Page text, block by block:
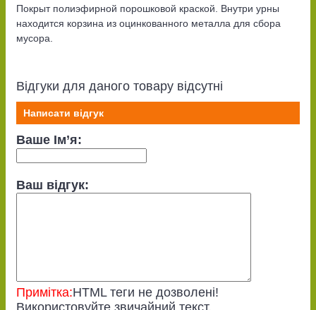
Покрыт полиэфирной порошковой краской. Внутри урны
находится корзина из оцинкованного металла для сбора
мусора.
Відгуки для даного товару відсутні
Написати відгук
Ваше Ім’я:
Ваш відгук:
Примітка:HTML теги не дозволені!
Використовуйте звичайний текст.